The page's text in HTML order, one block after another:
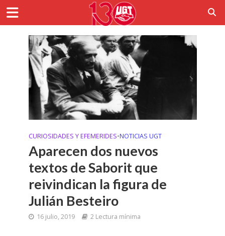
CURIOSIDADES Y EFEMERIDES•NOTICIAS UGT
Aparecen dos nuevos
textos de Saborit que
reivindican la figura de
Julián Besteiro
16 julio, 2019 2 Lectura mínima